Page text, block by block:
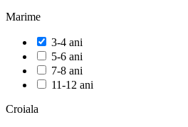
Marime
3-4 ani
5-6 ani
7-8 ani
11-12 ani
Croiala